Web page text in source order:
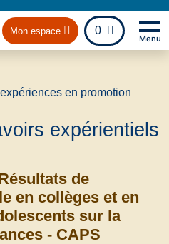
Mon espace 0
fichier
Menu
expérientiels
de
en collèges et en
sur la
- CAPS